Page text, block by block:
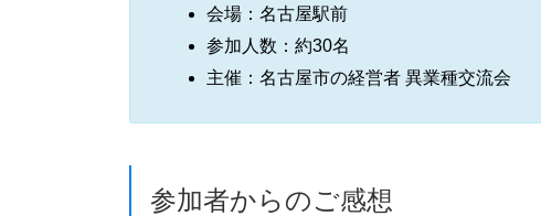
会場：名古屋駅前
参加人数：約30名
主催：名古屋市の経営者 異業種交流会
参加者からのご感想